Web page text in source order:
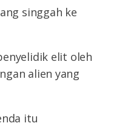
singgah ke
elit oleh
alien yang
itu